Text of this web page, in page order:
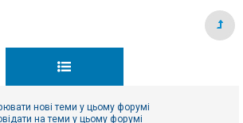
нові теми у цьому форумі
на теми у цьому форумі